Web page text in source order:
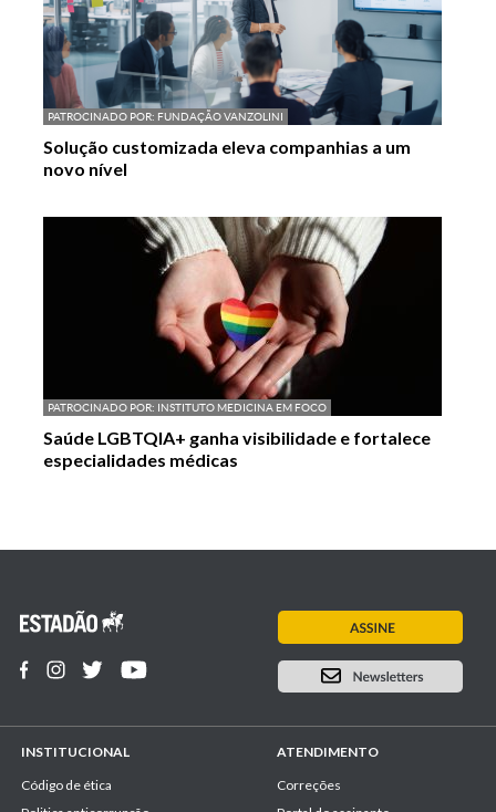
PATROCINADO POR: FUNDAÇÃO VANZOLINI
Solução customizada eleva companhias a um
novo nível
PATROCINADO POR: INSTITUTO MEDICINA EM FOCO
Saúde LGBTQIA+ ganha visibilidade e fortalece
especialidades médicas
INSTITUCIONAL
Código de ética
ATENDIMENTO
Correções